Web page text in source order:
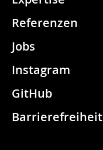
Referenzen
Jobs
Instagram
GitHub
Barrierefreiheit